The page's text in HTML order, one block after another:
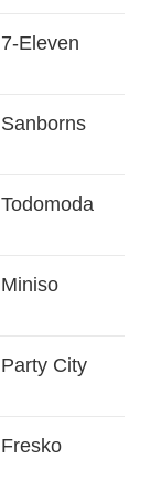
7-Eleven
Sanborns
Todomoda
Miniso
Party City
Fresko